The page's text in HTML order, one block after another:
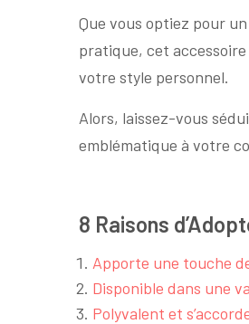
Que vous optiez pour
pratique, cet
votre style personnel.
Alors, laissez-vous
emblématique à votre
8 Raisons
Apporte une touche
Disponible dans une
Polyvalent et